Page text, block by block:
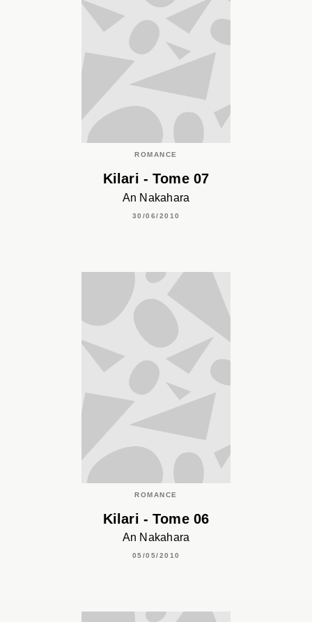
ROMANCE
Kilari - Tome 07
An Nakahara
30/06/2010
ROMANCE
Kilari - Tome 06
An Nakahara
05/05/2010